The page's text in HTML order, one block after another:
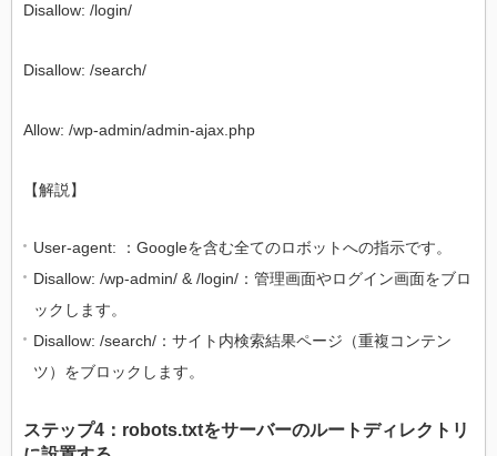
Disallow: /login/
Disallow: /search/
Allow: /wp-admin/admin-ajax.php
【解説】
User-agent: ：Googleを含む全てのロボットへの指示です。
Disallow: /wp-admin/ & /login/：管理画面やログイン画面をブロ
ックします。
Disallow: /search/：サイト内検索結果ページ（重複コンテン
ツ）をブロックします。
ステップ4：robots.txtをサーバーのルートディレクトリ